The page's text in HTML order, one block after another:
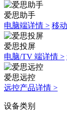
爱思助手
电脑端详情 > 移
爱思投屏
电脑/TV 端详情 >
爱思远控
远控产品详情 >
设备类别